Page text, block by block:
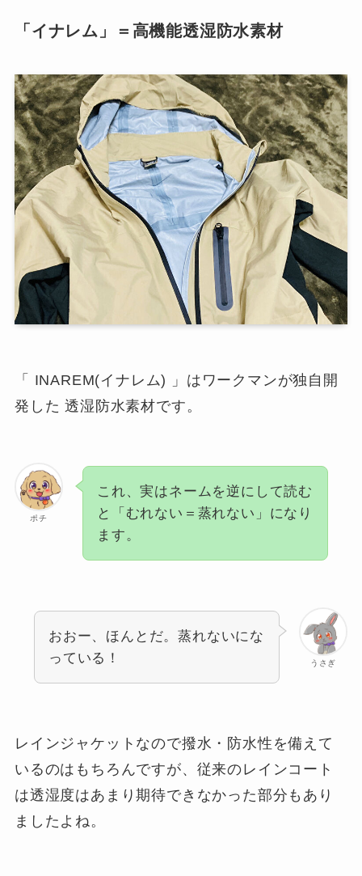
「イナレム」＝高機能透湿防水素材
「 INAREM(イナレム) 」はワークマンが独自開
発した 透湿防水素材です。
ポチ
これ、実はネームを逆にして読む
と「むれない＝蒸れない」になり
ます。
うさぎ
おおー、ほんとだ。蒸れないにな
っている！
レインジャケットなので撥水・防水性を備えて
いるのはもちろんですが、従来のレインコート
は透湿度はあまり期待できなかった部分もあり
ましたよね。